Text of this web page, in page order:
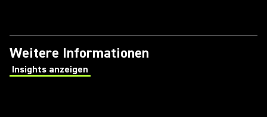
Weitere Informationen
Insights anzeigen
(Opens in a new tab)